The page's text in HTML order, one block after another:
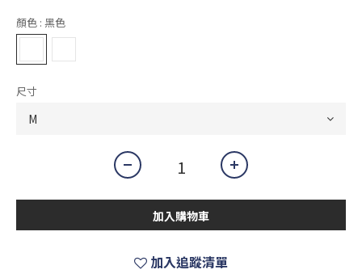
顏色 : 黑色
尺寸
加入購物車
加入追蹤清單